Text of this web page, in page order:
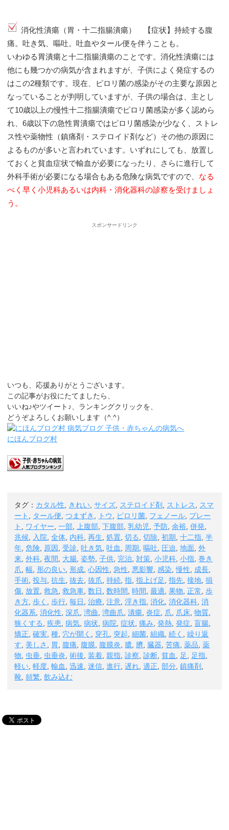
消化性潰瘍（胃・十二指腸潰瘍） 【症状】持続する腹
痛。吐き気、嘔吐。吐血やタール便を伴うことも。
いわゆる胃潰瘍と十二指腸潰瘍のことです。消化性潰瘍には
他にも幾つかの病気が含まれますが、子供によく発症するの
はこの2種類です。現在、ピロリ菌の感染がその主要な原因と
なっていることが判明していますが、子供の場合は、主とし
て10歳以上の慢性十二指腸潰瘍でピロリ菌感染が多く認めら
れ、6歳以下の急性胃潰瘍ではピロリ菌感染が少なく、ストレ
ス性や薬物性（鎮痛剤・ステロイド剤など）その他の原因に
よるものが多いと言われています。いずれにしても、放置し
ておくと貧血症状で輸血が必要になったり、さらに進行して
外科手術が必要になる場合もある危険な病気ですので、 なる
べく早く小児科あるいは内科・消化器科の診察を受けましょ
う。
スポンサードリンク
いつも、応援ありがとうございます。
この記事がお役にたてましたら、
いいね♪やツイート♪、ランキングクリックを、
どうぞよろしくお願いします（^.^）
にほんブログ村
タグ： カタル性, きれい,サイズ, ステロイド剤 , ストレス, スマ
ート , タール便,つまずき , トウ, ピロリ菌, フェノール, プレー
ト , ワイヤー,一部,上腹部,下腹部,乳幼児,予防,余裕,併発,
兆候, 入院,全体, 内科,再生,処置,切る,切除,初期,十二指,半
年,危険, 原因,受診,吐き気,吐血, 周期,嘔吐, 圧迫,地面,外
来,外科,夜間, 大腸,姿勢,子供, 完治,対策,小児科,小指,巻き
爪,幅,形の良い,形成,心因性,急性,悪影響,感染,慢性, 成長,
手術,投与,抗生,抜去,抜爪,持続,指,指上げ足,指先,接地,損
傷, 放置,救急,救急車,数日,数時間,時間,最適,果物,正常,歩
き方,歩く ,歩行,毎日,治療,注意,浮き指,消化,消化器科,消
化器系,消化性,深爪,湾曲,湾曲爪,潰瘍,炎症, 爪, 爪床,物質,
狭くする,疾患,病気,病状,病院,症状,痛み,発熱,発症,盲腸,
矯正,確実,種, 穴が開く , 穿孔, 突起,細菌,組織,続く ,繰り返
す, 美しさ , 胃, 腹痛, 腹膜, 腹膜炎, 膿, 臍, 臓器,苦痛,薬品,薬
物, 虫垂, 虫垂炎,術後,装着,親指,診察,診断,貧血, 足, 足指,
軽い,軽度,輸血,迅速,迷信,進行,遅れ,適正,部分,鎮痛剤 ,
靴,頻繁,飲み込む